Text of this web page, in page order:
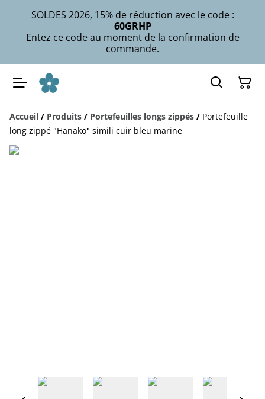
SOLDES 2026, 15% de réduction avec le code :
60GRHP
Entez ce code au moment de la confirmation de
commande.
Accueil / Produits / Portefeuilles longs zippés / Portefeuille
long zippé "Hanako" simili cuir bleu marine